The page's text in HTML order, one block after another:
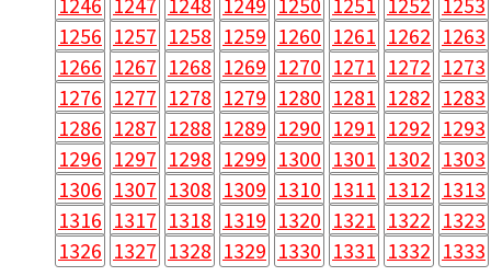
1246 1247 1248 1249 1250 1251 1252 1253
1256 1257 1258 1259 1260 1261 1262 1263
1266 1267 1268 1269 1270 1271 1272 1273
1276 1277 1278 1279 1280 1281 1282 1283
1286 1287 1288 1289 1290 1291 1292 1293
1296 1297 1298 1299 1300 1301 1302 1303
1306 1307 1308 1309 1310 1311 1312 1313
1316 1317 1318 1319 1320 1321 1322 1323
1326 1327 1328 1329 1330 1331 1332 1333